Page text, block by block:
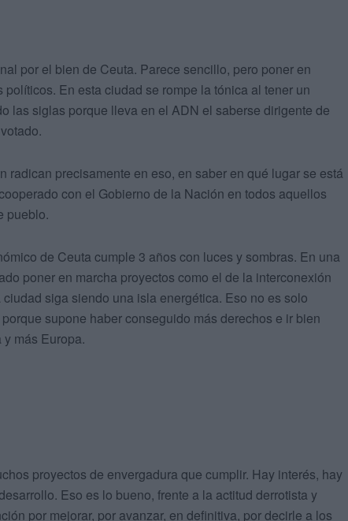
por el bien de Ceuta. Parece sencillo, pero poner en
En esta ciudad se rompe la tónica al tener un
las siglas porque lleva en el ADN el saberse dirigente de
radican precisamente en eso, en saber en qué lugar se está
con el Gobierno de la Nación en todos aquellos
pueblo.
de Ceuta cumple 3 años con luces y sombras. En una
poner en marcha proyectos como el de la interconexión
siga siendo una isla energética. Eso no es solo
supone haber conseguido más derechos e ir bien
más Europa.
proyectos de envergadura que cumplir. Hay interés, hay
Eso es lo bueno, frente a la actitud derrotista y
por mejorar, por avanzar, en definitiva, por decirle a los